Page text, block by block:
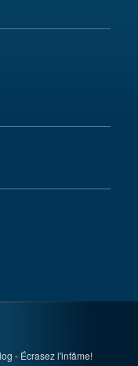
- Écrasez l'infâme!